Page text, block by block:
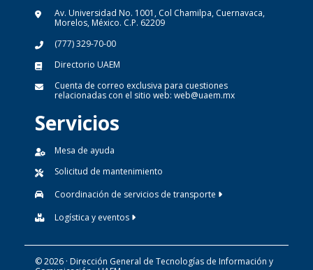
Av. Universidad No. 1001, Col Chamilpa, Cuernavaca,
Morelos, México. C.P. 62209
(777) 329-70-00
Directorio UAEM
Cuenta de correo exclusiva para cuestiones
relacionadas con el sitio web: web@uaem.mx
Servicios
Mesa de ayuda
Solicitud de mantenimiento
Coordinación de servicios de transporte
Logística y eventos
© 2026 · Dirección General de Tecnologías de Información y